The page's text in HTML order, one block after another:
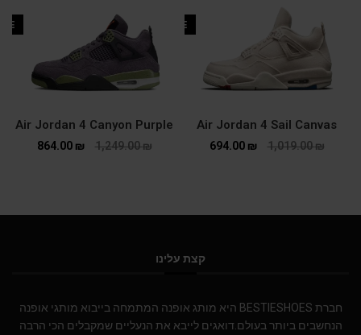
SALE
Air Jordan 4 Sail Canvas
1,019.00₪
694.00 ₪
Air Jordan 4 Canyon Purple
1,249.00₪
864.00 ₪
קצת עלינו
חברת BESTIESHOES היא מותג אופנה המתמחה בייבוא מותגי אופנה
הנחשבים ביותר בעולם.דואגים לייבא את הנעליים שמקבלים הכי הרבה